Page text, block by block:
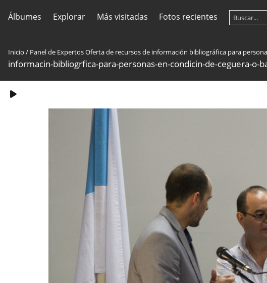
Álbumes Explorar Más visitadas Fotos recientes
Inicio / Panel de Expertos Oferta de recursos de información bibliográfica para
informacin-bibliogrfica-para-personas-en-condicin-de-ceguera-o-